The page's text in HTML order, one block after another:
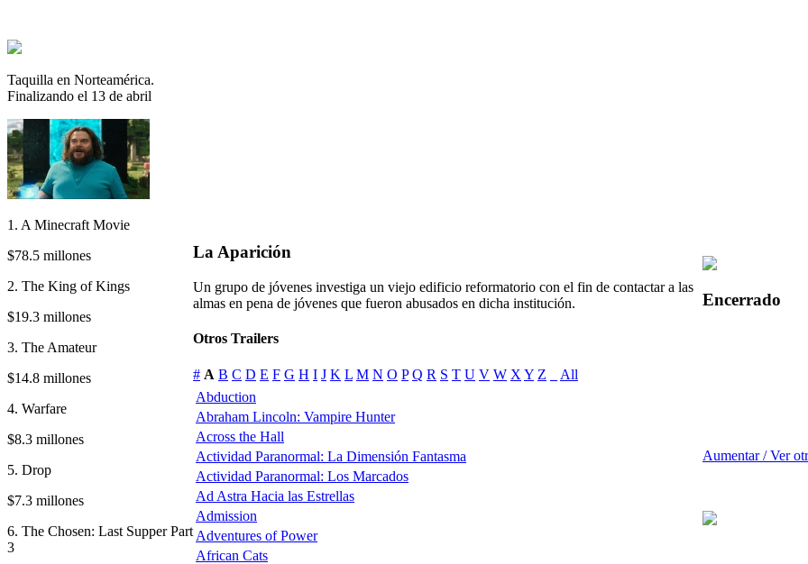
Taquilla en Norteamérica.
Finalizando el 13 de abril
1. A Minecraft Movie
$78.5 millones
2. The King of Kings
$19.3 millones
3. The Amateur
$14.8 millones
4. Warfare
$8.3 millones
5. Drop
$7.3 millones
6. The Chosen: Last Supper Part
3
La Aparición
Un grupo de jóvenes investiga un viejo edificio reformatorio con el fin de contactar a las
almas en pena de jóvenes que fueron abusados en dicha institución.
Otros Trailers
# A B C D E F G H I J K L M N O P Q R S T U V W X Y Z
All
Abduction
Abraham Lincoln: Vampire Hunter
Across the Hall
Actividad Paranormal: La Dimensión Fantasma
Actividad Paranormal: Los Marcados
Ad Astra Hacia las Estrellas
Admission
Adventures of Power
African Cats
Encerrado
Aumentar / Ver